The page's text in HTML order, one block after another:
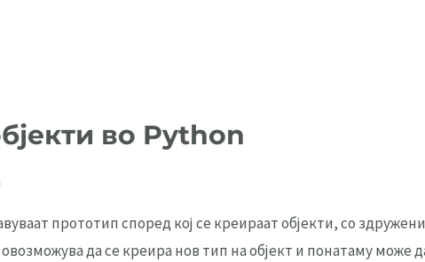
во Python
прототип според кој се креираат објекти, со
да се креира нов тип на објект и понатаму може